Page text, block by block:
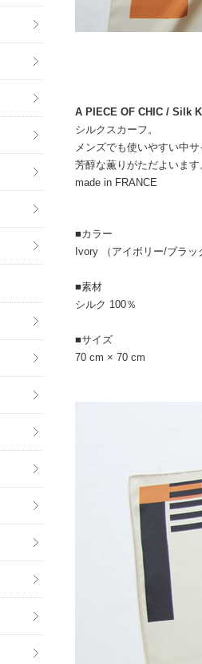
A PIECE OF CHIC / Silk
シルクスカーフ。
メンズでも使いやすい中
芳醇な薫りがただよいます
made in FRANCE
■カラー
Ivory （アイボリー/ブラッ
■素材
シルク 100％
■サイズ
70 cm × 70 cm